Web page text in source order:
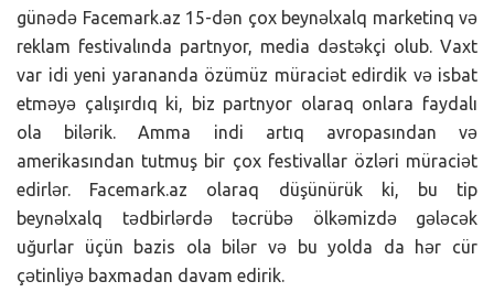
günədə Facemark.az 15-dən çox beynəlxalq marketinq və
reklam festivalında partnyor, media dəstəkçi olub. Vaxt
var idi yeni yarananda özümüz müraciət edirdik və isbat
etməyə çalışırdıq ki, biz partnyor olaraq onlara faydalı
ola bilərik. Amma indi artıq avropasından və
amerikasından tutmuş bir çox festivallar özləri müraciət
edirlər. Facemark.az olaraq düşünürük ki, bu tip
beynəlxalq tədbirlərdə təcrübə ölkəmizdə gələcək
uğurlar üçün bazis ola bilər və bu yolda da hər cür
çətinliyə baxmadan davam edirik.